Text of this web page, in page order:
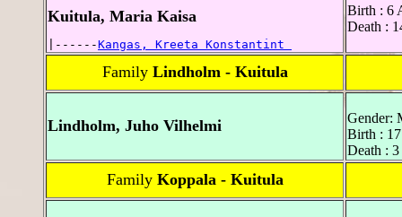
Kuitula, Maria Kaisa
|------Kangas, Kreeta Konstantint
Birth : 6
Death :
Family Lindholm - Kuitula
Lindholm, Juho Vilhelmi
Gender:
Birth :
Death :
Family Koppala - Kuitula